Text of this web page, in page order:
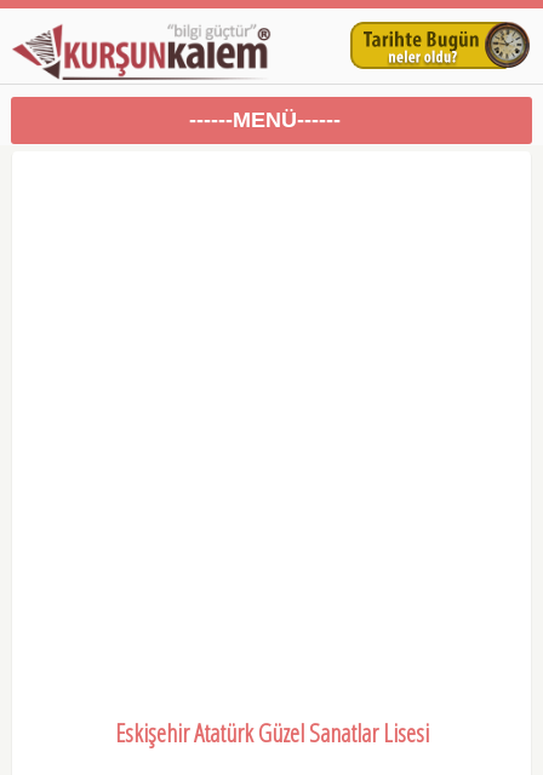
------MENÜ------
Eskişehir Atatürk Güzel Sanatlar Lisesi